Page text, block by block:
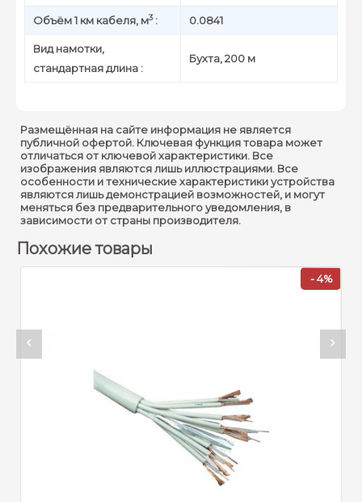
Объём 1 км кабеля, м3: 0.0841
Вид намотки,
стандартная длина :
Бухта, 200 м
Размещённая на сайте информация не является
публичной офертой. Ключевая функция товара может
отличаться от ключевой характеристики. Все
изображения являются лишь иллюстрациями. Все
особенности и технические характеристики устройства
являются лишь демонстрацией возможностей, и могут
меняться без предварительного уведомления, в
зависимости от страны производителя.
Похожие товары
- 4%